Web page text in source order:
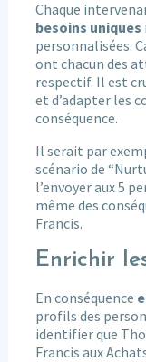
Chaque
besoins uniques
personnalisées.
ont chacun des
respectif. Il est
et d’adapter les
conséquence.
Il serait par
scénario de
l’envoyer aux 5
même des
Francis.
Enrichir
En conséquence
profils des
identifier que
Francis aux